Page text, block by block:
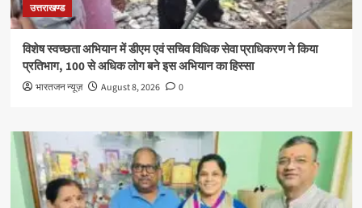
उत्तराखण्ड
विशेष स्वच्छता अभियान में डीएम एवं सचिव विधिक सेवा प्राधिकरण ने किया
प्रतिभाग, 100 से अधिक लोग बने इस अभियान का हिस्सा
भारतजन न्यूज़ August 8, 2026 0